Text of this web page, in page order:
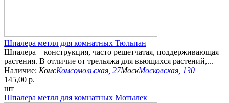
Шпалера метлл для комнатных Тюльпан
Шпалера – конструкция, часто решетчатая, поддерживающая
растения. В отличие от трельяжа для вьющихся растений,...
Наличие: КомсКомсомольская, 27МоскМосковская, 130
145,00 р.
шт
Шпалера метлл для комнатных Мотылек